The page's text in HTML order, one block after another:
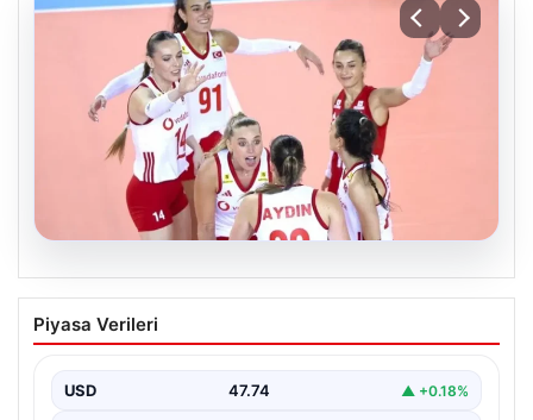
07.08.2026
Filenin Sultanları Fransa’yı Yeniden
Devirdi
hazırlıkları kapsamında oynanan ikinci özel mücadelede
Fransa…
Piyasa Verileri
USD 47.74 ▲ +0.18%